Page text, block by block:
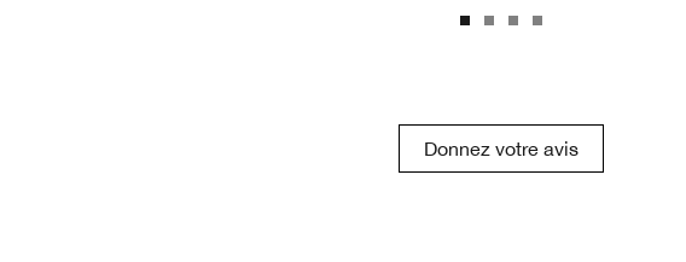
Donnez votre avis